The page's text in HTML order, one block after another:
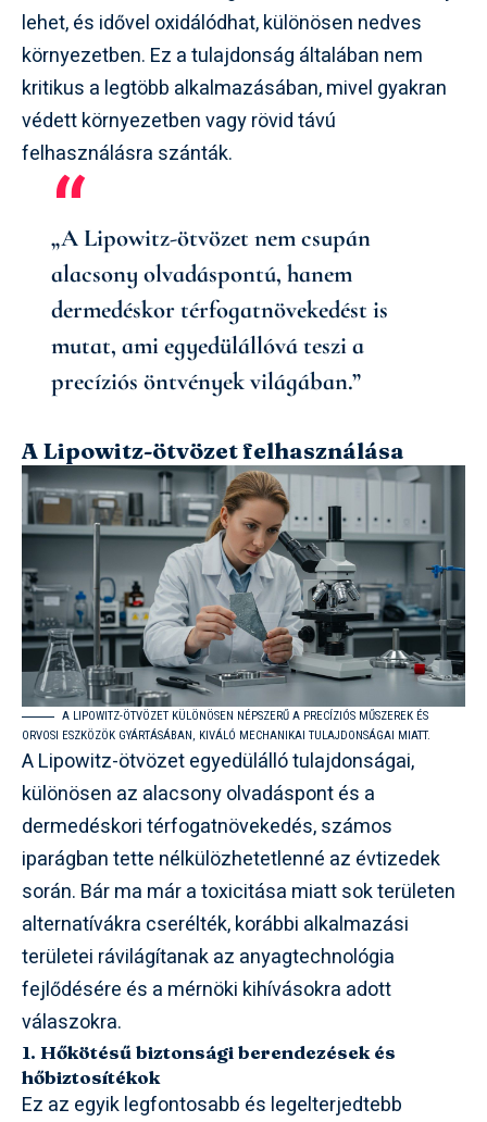
lehet, és idővel oxidálódhat, különösen nedves
környezetben. Ez a tulajdonság általában nem
kritikus a legtöbb alkalmazásában, mivel gyakran
védett környezetben vagy rövid távú
felhasználásra szánták.
„A Lipowitz-ötvözet nem csupán
alacsony olvadáspontú, hanem
dermedéskor térfogatnövekedést is
mutat, ami egyedülállóvá teszi a
precíziós öntvények világában.”
A Lipowitz-ötvözet felhasználása
A LIPOWITZ-ÖTVÖZET KÜLÖNÖSEN NÉPSZERŰ A PRECÍZIÓS MŰSZEREK ÉS
ORVOSI ESZKÖZÖK GYÁRTÁSÁBAN, KIVÁLÓ MECHANIKAI TULAJDONSÁGAI MIATT.
A Lipowitz-ötvözet egyedülálló tulajdonságai,
különösen az alacsony olvadáspont és a
dermedéskori térfogatnövekedés, számos
iparágban tette nélkülözhetetlenné az évtizedek
során. Bár ma már a toxicitása miatt sok területen
alternatívákra cserélték, korábbi alkalmazási
területei rávilágítanak az anyagtechnológia
fejlődésére és a mérnöki kihívásokra adott
válaszokra.
1. Hőkötésű biztonsági berendezések és
hőbiztosítékok
Ez az egyik legfontosabb és legelterjedtebb